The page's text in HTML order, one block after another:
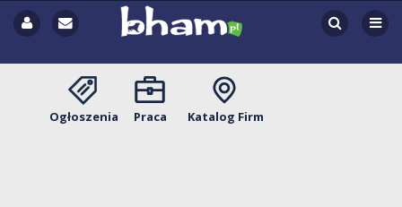
Ogłoszenia Praca Katalog Firm